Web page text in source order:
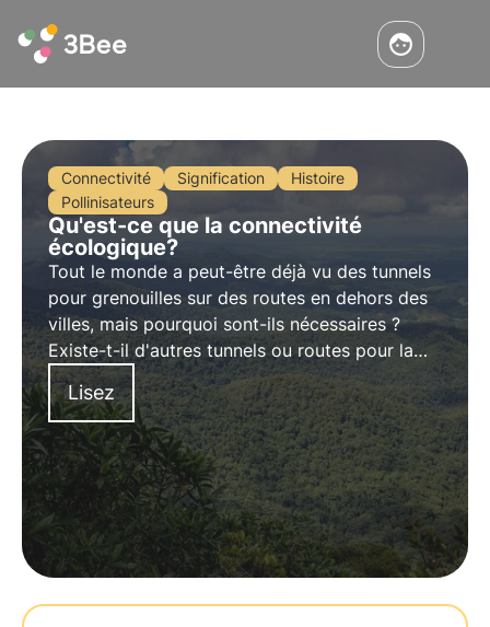
Connectivité Signification
Histoire
Pollinisateurs
Qu'est-ce que la connectivité
écologique?
Tout le monde a peut-être déjà vu des tunnels
pour grenouilles sur des routes en dehors des
villes, mais pourquoi sont-ils nécessaires ?
Existe-t-il d'autres tunnels ou routes pour la
faune ? Et existe-t-il un concept global pour
relier des régions au profit de la faune et de la
flore ?
Lisez